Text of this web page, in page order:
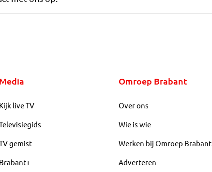
Media
Kijk live TV
gemist
Brabant+
Omroep Brabant
Over ons
Wie is wie
Werken bij Omroep Brabant
Adverteren